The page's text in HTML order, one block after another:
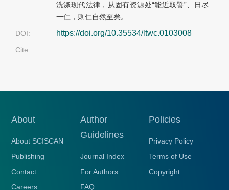
洗涤现代法律，从固有资源处“能近取譬”、日尽
一仁，则仁自然至矣。
DOI:
https://doi.org/10.35534/ltwc.0103008
Cite:
About
About SCISCAN
Publishing
Contact
Careers
Author
Guidelines
Journal Index
For Authors
FAQ
Policies
Privacy Policy
Terms of Use
Copyright